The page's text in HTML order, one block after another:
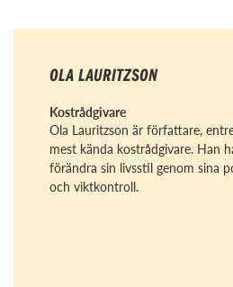
OLA LAURITZSON
Kostrådgivare
Ola Lauritzson är författare,
mest kända kostrådgivare. Han
förändra sin livsstil genom sina
och viktkontroll.